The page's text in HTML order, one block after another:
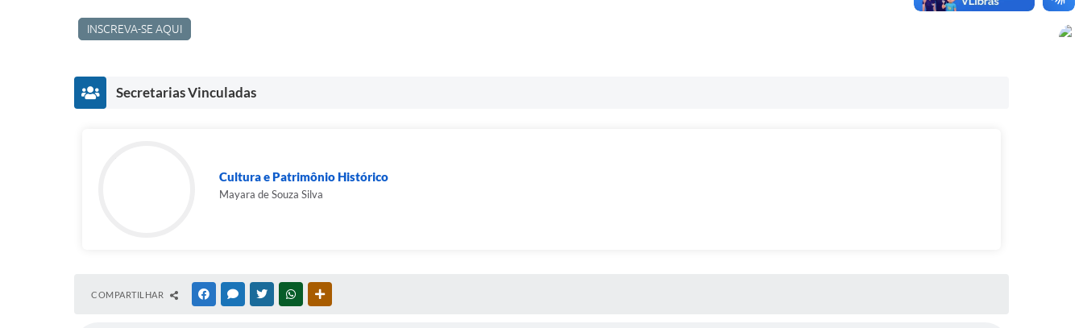
INSCREVA-SE AQUI
Secretarias Vinculadas
Cultura e Patrimônio Histórico
Mayara de Souza Silva
COMPARTILHAR FACEBOOKMESSENGER
TWITTERWHATSAPP